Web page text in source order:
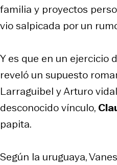
familia y proyectos
vio salpicada por un
Y es que en un ejercicio
reveló un supuesto
Larraguibel y Arturo
desconocido vínculo,
papita.
Según la uruguaya,